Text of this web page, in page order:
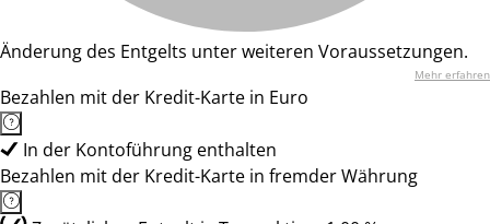
Änderung des Entgelts unter weiteren Voraussetzungen.
Mehr erfahren
Bezahlen mit der Kredit-Karte in Euro
In der Kontoführung enthalten
Bezahlen mit der Kredit-Karte in fremder Währung